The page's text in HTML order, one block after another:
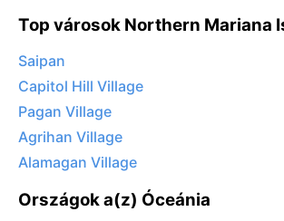
Top városok Northern Mariana
Saipan
Capitol Hill Village
Pagan Village
Agrihan Village
Alamagan Village
Országok a(z) Óceánia